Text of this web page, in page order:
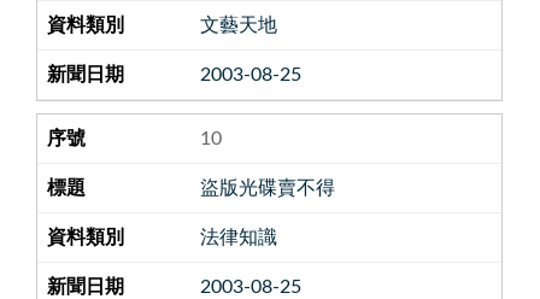
文藝天地
2003-08-25
10
盜版光碟賣不得
法律知識
2003-08-25